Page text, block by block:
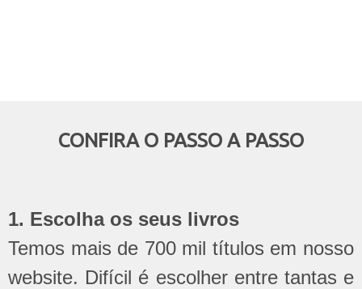
CONFIRA O PASSO A PASSO
1. Escolha os seus livros
Temos mais de 700 mil títulos em nosso
website. Difícil é escolher entre tantas e